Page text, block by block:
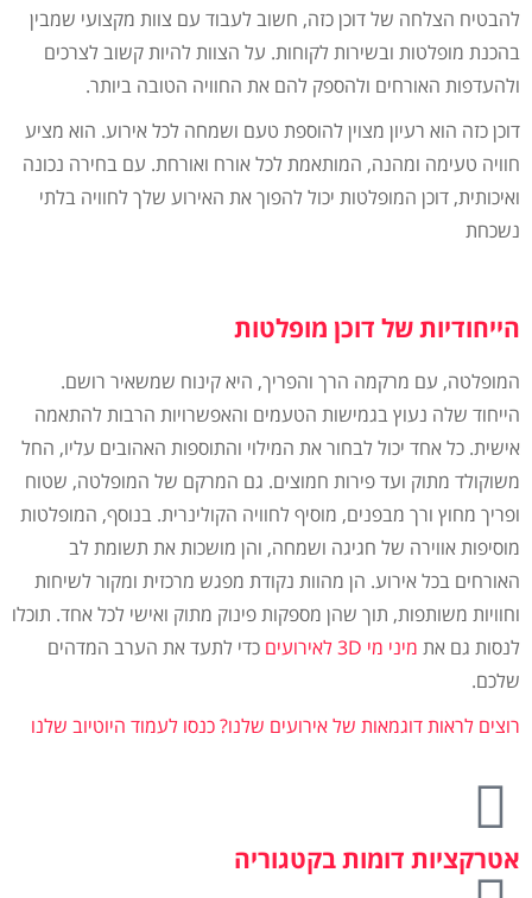
להבטיח הצלחה של דוכן כזה, חשוב לעבוד עם צוות מקצועי שמבין
בהכנת מופלטות ובשירות לקוחות. על הצוות להיות קשוב לצרכים
ולהעדפות האורחים ולהספק להם את החוויה הטובה ביותר.
דוכן כזה הוא רעיון מצוין להוספת טעם ושמחה לכל אירוע. הוא מציע
חוויה טעימה ומהנה, המותאמת לכל אורח ואורחת. עם בחירה נכונה
ואיכותית, דוכן המופלטות יכול להפוך את האירוע שלך לחוויה בלתי
נשכחת
הייחודיות של דוכן מופלטות
המופלטה, עם מרקמה הרך והפריך, היא קינוח שמשאיר רושם.
הייחוד שלה נעוץ בגמישות הטעמים והאפשרויות הרבות להתאמה
אישית. כל אחד יכול לבחור את המילוי והתוספות האהובים עליו, החל
משוקולד מתוק ועד פירות חמוצים. גם המרקם של המופלטה, שטוח
ופריך מחוץ ורך מבפנים, מוסיף לחוויה הקולינרית. בנוסף, המופלטות
מוסיפות אווירה של חגיגה ושמחה, והן מושכות את תשומת לב
האורחים בכל אירוע. הן מהוות נקודת מפגש מרכזית ומקור לשיחות
וחוויות משותפות, תוך שהן מספקות פינוק מתוק ואישי לכל אחד. תוכלו
לנסות גם את מיני מי 3D לאירועים
כדי לתעד את הערב המדהים
שלכם.
רוצים לראות דוגמאות של אירועים שלנו?כנסו לעמוד היוטיוב שלנו
אטרקציות דומות בקטגוריה